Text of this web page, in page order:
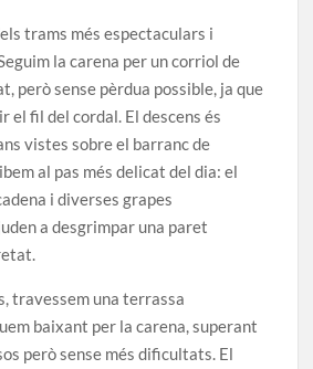
trams més espectaculars i
la carena per un corriol de
però sense pèrdua possible, ja que
el fil del cordal. El descens és
vistes sobre el barranc de
al pas més delicat del dia: el
i diverses grapes
a desgrimpar una paret
travessem una terrassa
baixant per la carena, superant
però sense més dificultats. El